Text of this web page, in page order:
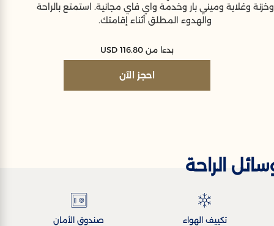
وخزنة وغلاية وميني بار وخدمة واي فاي مجانية. استمتع بالراحة
والهدوء المطلق أثناء إقامتك.
بدءا من USD 116.80
احجز الآن
الراحة
تكييف الهواء صندوق الأمان